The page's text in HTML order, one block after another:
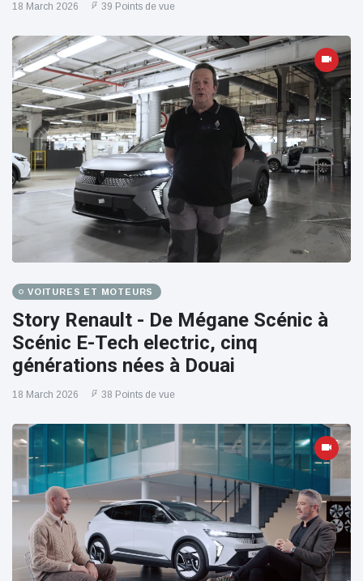
18 March 2026 39 Points de vue
VOITURES ET MOTEURS
Story Renault - De Mégane Scénic à
Scénic E-Tech electric, cinq
générations nées à Douai
18 March 2026 38 Points de vue